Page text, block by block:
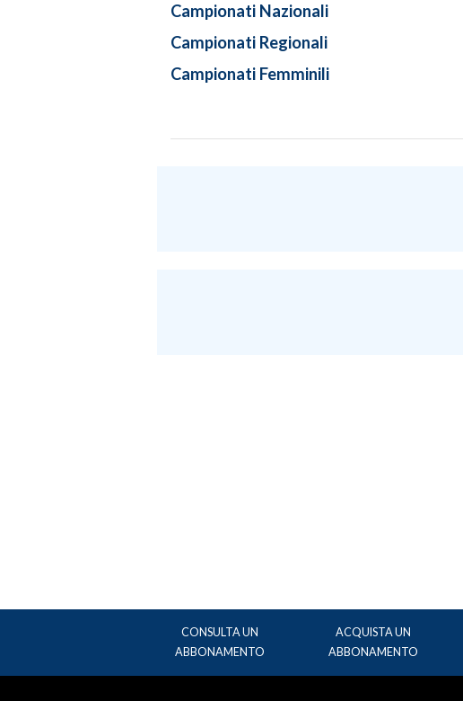
Campionati Nazionali
Campionati Regionali
Campionati Femminili
CONSULTA UN
ABBONAMENTO
ACQUISTA UN
ABBONAMENTO